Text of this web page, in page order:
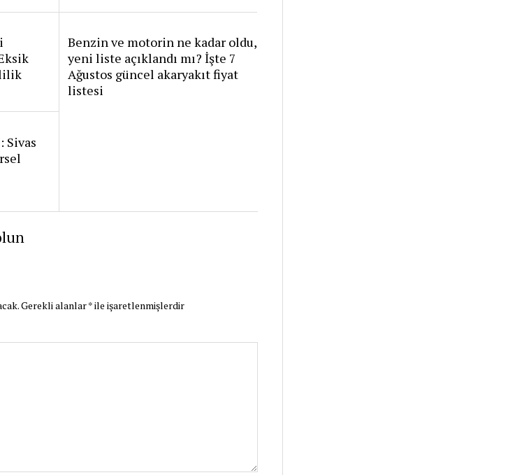
Benzin ve motorin ne kadar oldu,
yeni liste açıklandı mı? İşte 7
Ağustos güncel akaryakıt fiyat
listesi
Sivas
Gerekli alanlar*ile işaretlenmişlerdir